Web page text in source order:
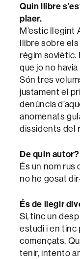
Quin llibre
plaer.
M’estic llegint
llibre sobre
règim soviètic.
que jo no
Són tres
justament el
denúncia
anomenats
dissidents del
De quin autor?
És un nom rus
no he gosat
És de llegir
Sí, tinc un
estudi i en tinc
començats.
tenir, intento